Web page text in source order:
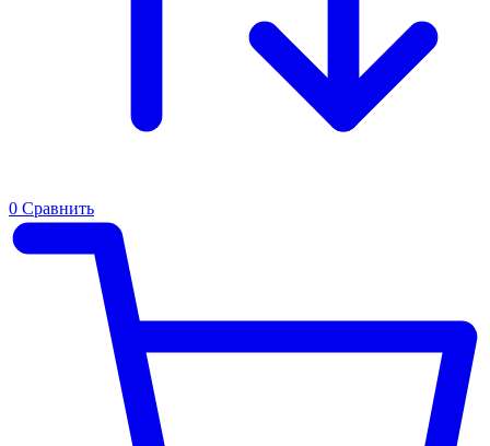
0 Сравнить